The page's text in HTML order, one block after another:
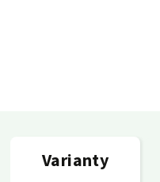
Varianty